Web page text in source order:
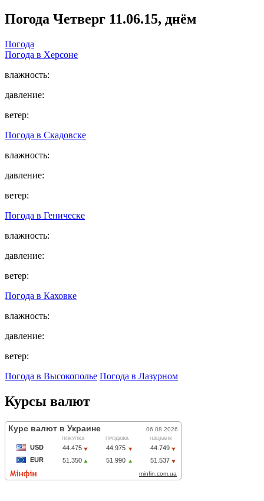
Погода Четверг 11.06.15, днём
Погода
Погода в Херсоне
влажность:
давление:
ветер:
Погода в Скадовске
влажность:
давление:
ветер:
Погода в Геническе
влажность:
давление:
ветер:
Погода в Каховке
влажность:
давление:
ветер:
Погода в Высокополье Погода в Лазурном
Курсы валют